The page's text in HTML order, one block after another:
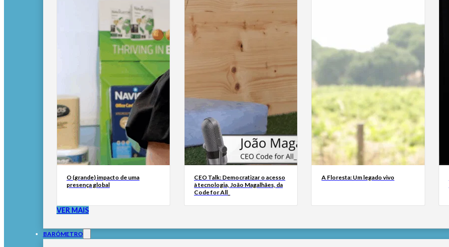
O (grande) impacto de uma
presença global
CEO Talk: Democratizar o acesso
à tecnologia, João Magalhães, da
Code for All_
A Floresta: Um legado vivo
VER MAIS
BARÓMETRO